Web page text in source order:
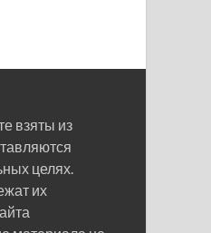
взяты из
целях.
их